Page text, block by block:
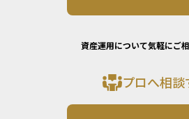
資産運用について気軽にご
プロへ相談